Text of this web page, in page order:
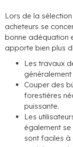
Lors de la
acheteurs se
bonne adéquation
apporte bien plus
Les travaux
Couper des
forestières
puissante.
Les
également
sont faciles à